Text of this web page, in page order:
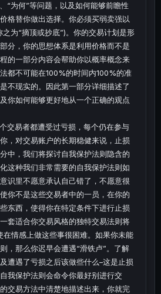
“为何”等问题，以及如何能够前瞻性
格替你做出选择。你必须买弱卖强以
为“摘顶或抄底”)。你的交易计划是形
分，你的思想体系是利用价格而不是
的一部分内容会帮助你以概率概念来
都不可能在100%的时间内100%的准
不现实的。因此第一部分详细描述了
你如何能够更好地从一个正确的观点
交易者都遭受过亏损，每个仍在参与
，对交易账户的长期稳健来说，止损
中，我们将探讨自我保护法则隐含的
这种我们非常需要的自我保护法则如
识里不愿意承认自己错了，不愿意很
你不是这些交易者中的一员，在你的
东西，使得你在特定条件下进行止损
套适合你交易风格的独特交易法则将
在情感上做这些事很困难。如果你未能
，那么你迟早会遭遇“滑铁卢”。了解
遭遇了亏损之后该做些什么–这是止损
我保护法则会命令你最好别进行交
交易方法中清楚地描述出来，你就完